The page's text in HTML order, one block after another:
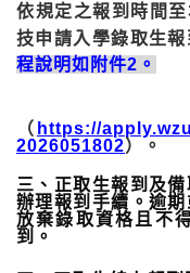
依規定之報到時間
技申請入學錄取生
程說明如附件2 。
（ https://
2026051802）。
三、正取生報到及
辦理報到手續。逾
放棄錄取資格且不
到。